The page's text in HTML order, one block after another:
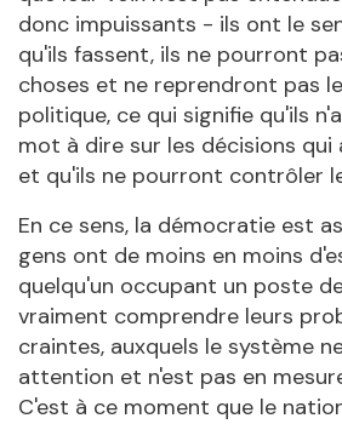
donc impuissants - ils ont le
qu'ils fassent, ils ne pourront
choses et ne reprendront pas
politique, ce qui signifie qu'ils
mot à dire sur les décisions
et qu'ils ne pourront contrôler
En ce sens, la démocratie est
gens ont de moins en moins
quelqu'un occupant un poste
vraiment comprendre leurs
craintes, auxquels le système
attention et n'est pas en
C'est à ce moment que le